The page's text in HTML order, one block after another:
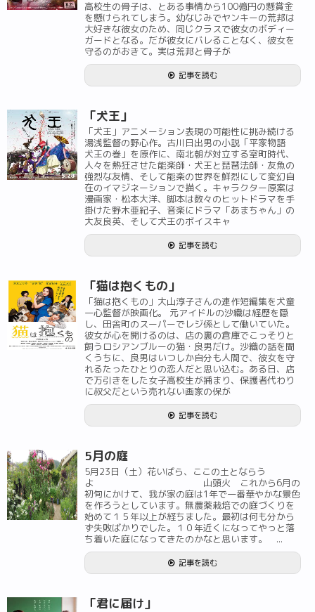
高校生の骨子は、とある事情から100億円の懸賞金
を懸けられてしまう。幼なじみでヤンキーの荒邦は
大好きな彼女のため、同じクラスで彼女のボディー
ガードとなる。だが彼女にバレることなく、彼女を
守るのがおきて。実は荒邦と骨子が
記事を読む
「犬王」
「犬王」アニメーション表現の可能性に挑み続ける
湯浅監督の野心作。古川日出男の小説「平家物語
犬王の巻」を原作に、南北朝が対立する室町時代、
人々を熱狂させた能楽師・犬王と琵琶法師・友魚の
強烈な友情、そして能楽の世界を鮮烈にして変幻自
在のイマジネーションで描く。キャラクター原案は
漫画家・松本大洋、脚本は数々のヒットドラマを手
掛けた野木亜紀子、音楽にドラマ「あまちゃん」の
大友良英、そして犬王のボイスキャ
記事を読む
「猫は抱くもの」
「猫は抱くもの」大山淳子さんの連作短編集を犬童
一心監督が映画化。 元アイドルの沙織は経歴を隠
し、田舎町のスーパーでレジ係として働いていた。
彼女が心を開けるのは、店の裏の倉庫でこっそりと
飼うロシアンブルーの猫・良男だけ。沙織の話を聞
くうちに、良男はいつしか自分も人間で、彼女を守
れるたったひとりの恋人だと思い込む。ある日、店
で万引きをした女子高校生が捕まり、保護者代わり
に叔父だという売れない画家の保が
記事を読む
5月の庭
5月23日（土）花いばら、ここの土とならう
よ 山頭火 これから6月の
初旬にかけて、我が家の庭は1年で一番華やかな景色
を作ろうとしています。無農薬栽培での庭づくりを
始めて１５年以上が経ちました。最初は何も分から
ず失敗ばかりでした。１０年近くになってやっと落
ち着いた庭になってきたのかなと思います。 ...
記事を読む
「君に届け」